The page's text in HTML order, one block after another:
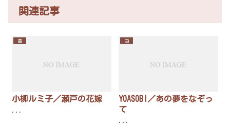
関連記事
曲
小柳ルミ子／瀬戸の花嫁
...
曲
YOASOBI／あの夢をなぞっ
て
...